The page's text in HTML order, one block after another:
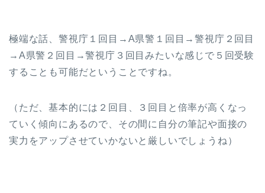
極端な話、警視庁１回目→A県警１回目→警視庁２回目
→A県警２回目→警視庁３回目みたいな感じで５回受験
することも可能だということですね。
（ただ、基本的には２回目、３回目と倍率が高くなっ
ていく傾向にあるので、その間に自分の筆記や面接の
実力をアップさせていかないと厳しいでしょうね）